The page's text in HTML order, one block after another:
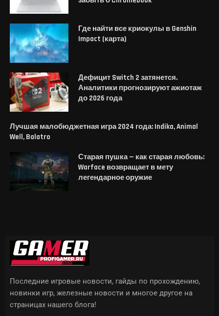
Где найти все криокулы в Genshin
Impact (карта)
Дефицит Switch 2 затянется.
Аналитики прогнозируют ажиотаж
до 2026 года
Лучшая малобюджетная игра 2024 года: Indika, Animal
Well, Balatro
Старая пушка — как старая любовь:
Warface возвращает в мету
легендарное оружие
Последние игровые новости, гайды по прохождению,
новинки игр, железные новости и многое другое на
страницах нашего блога!